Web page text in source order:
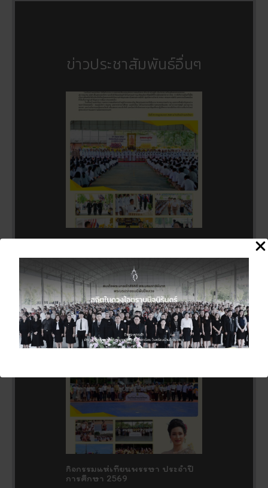
ข่าวประชาสัมพันธ์อื่นๆ
กิจกรรมถวายพระพรชัยมงคลแด่
ในโอกาสวันเฉลิมพระชนมพรรษา
28 กรกฎาคม 2569
27 กรกฎาคม 2026
กิจกรรมแห่เทียนพรรษา ประจำปี
การศึกษา 2569